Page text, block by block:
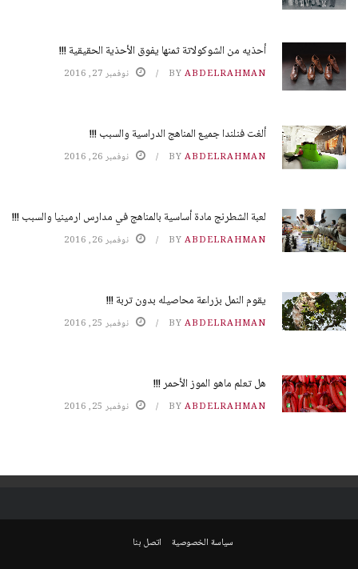
أحذيه من الشوكولاتة ثمنها يفوق الأحذية الحقيقية !!!
BY ABDELRAHMAN نوفمبر 27, 2016
ألغت فنلندا جميع المناهج الدراسية والسبب !!!
BY ABDELRAHMAN نوفمبر 26, 2016
لعبة الشطرنج مادة أساسية بالمناهج في مدارس ارمينيا والسبب !!!
BY ABDELRAHMAN نوفمبر 26, 2016
يقوم النمل بزراعة محاصيله بدون تربة !!!
BY ABDELRAHMAN نوفمبر 25, 2016
هل تعلم ماهو الموز الأحمر !!!
BY ABDELRAHMAN نوفمبر 25, 2016
سياسة الخصوصية اتصل بنا